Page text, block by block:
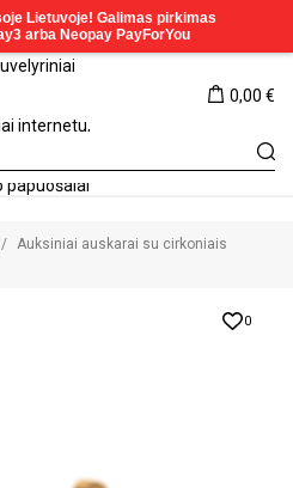
0,00 €
Auksiniai auskarai su cirkoniais
0